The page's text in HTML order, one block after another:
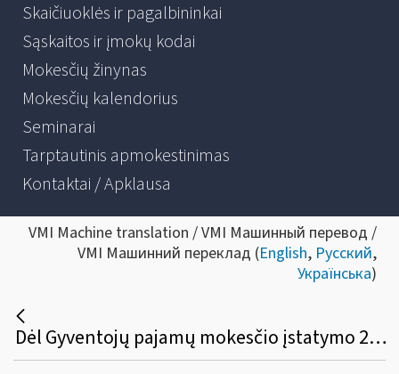
Skaičiuoklės ir pagalbininkai
Sąskaitos ir įmokų kodai
Mokesčių žinynas
Mokesčių kalendorius
Seminarai
Tarptautinis apmokestinimas
Kontaktai / Apklausa
VMI Machine translation / VMI Машинный перевод /
VMI Машинний переклад (English, Русский,
Українська)
Dėl Gyventojų pajamų mokesčio įstatymo 2 straipsnio 8 dalies ir 40 dalies apibendrinto paaiškinimo (komentaro)